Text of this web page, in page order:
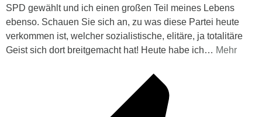
SPD gewählt und ich einen großen Teil meines Lebens
ebenso. Schauen Sie sich an, zu was diese Partei heute
verkommen ist, welcher sozialistische, elitäre, ja totalitäre
Geist sich dort breitgemacht hat! Heute habe ich… Mehr